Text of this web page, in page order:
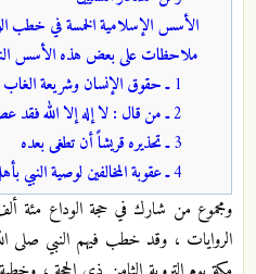
الأسس الإسلامية الخمسة في خطب
ملاحظات على بعض هذه الأسس
1ـ حقوق الإنسان وشريعة الغاب
2ـ من قال : لا إله إلا الله فقد
3ـ تحذيره قريشاً أن تطغى بعده
4ـ عقوبة المخالفين لوصية النبي
ومجموع من شارك في حجة الوداع مئة
الروايات ، وقد خطب فيهم النبي